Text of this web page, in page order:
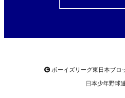
ボーイズリーグ東日本ブロ
日本少年野球